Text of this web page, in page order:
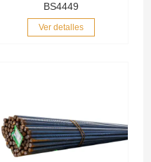
BS4449
Ver detalles